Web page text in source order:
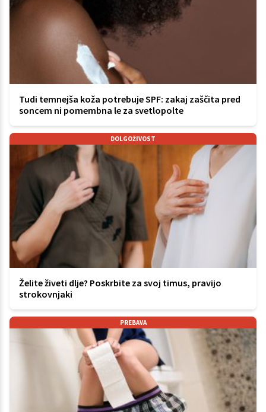
Tudi temnejša koža potrebuje SPF: zakaj zaščita pred
soncem ni pomembna le za svetlopolte
DOLGOŽIVOST
Želite živeti dlje? Poskrbite za svoj timus, pravijo
strokovnjaki
PREBAVA